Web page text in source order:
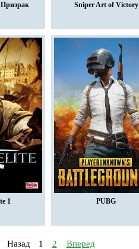
Sniper Art of Victory
1 PUBG
Назад 1 2 Вперед